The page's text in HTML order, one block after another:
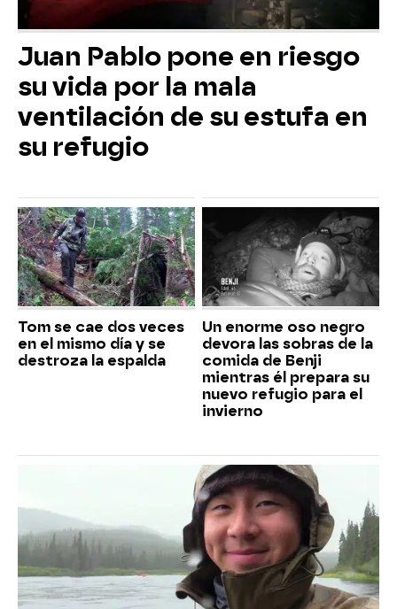
Juan Pablo pone en riesgo
su vida por la mala
ventilación de su estufa en
su refugio
Tom se cae dos veces
en el mismo día y se
destroza la espalda
Un enorme oso negro
devora las sobras de la
comida de Benji
mientras él prepara su
nuevo refugio para el
invierno